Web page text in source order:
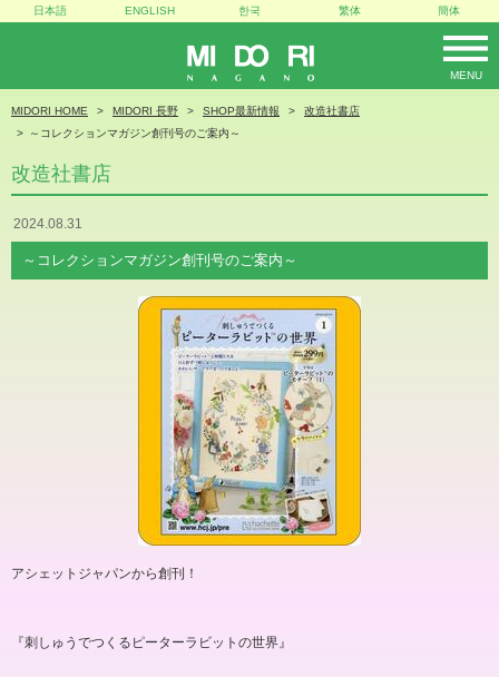
MIDORI
MENU
日本語 ENGLISH 한국 繁体 簡体
MIDORI HOME MIDORI 長野 SHOP最新情報
改造社書店
～コレクションマガジン創刊号のご案内～
改造社書店
2024.08.31
～コレクションマガジン創刊号のご案内～
アシェットジャパンから創刊！
『刺しゅうでつくるピーターラビットの世界』